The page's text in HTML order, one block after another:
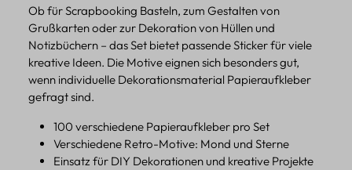
Ob für Scrapbooking Basteln, zum Gestalten von
Grußkarten oder zur Dekoration von Hüllen und
Notizbüchern – das Set bietet passende Sticker für viele
kreative Ideen. Die Motive eignen sich besonders gut,
wenn individuelle Dekorationsmaterial Papieraufkleber
gefragt sind.
100 verschiedene Papieraufkleber pro Set
Verschiedene Retro-Motive: Mond und Sterne
Einsatz für DIY Dekorationen und kreative Projekte